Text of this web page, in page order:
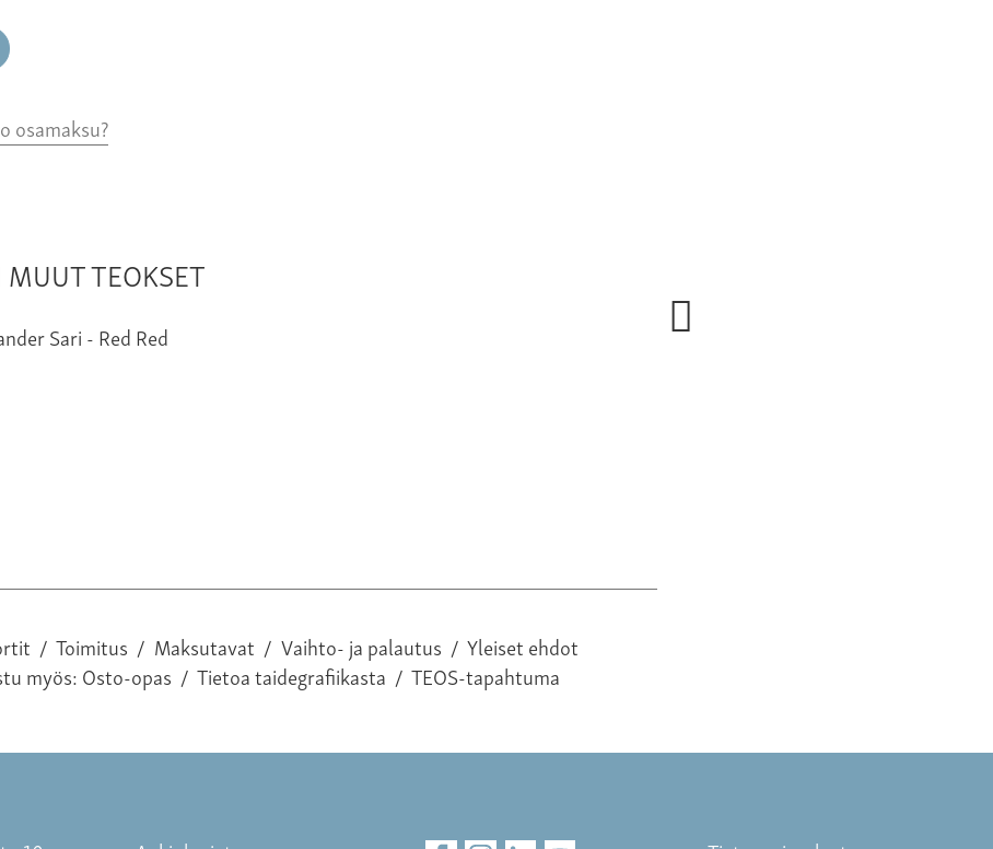
osamaksu?
TEOKSET
Red
/ Toimitus / Maksutavat / Vaihto- ja palautus / Yleiset ehdot
myös:Osto-opas / Tietoa taidegrafiikasta / TEOS-tapahtuma